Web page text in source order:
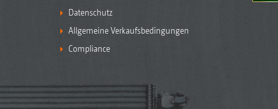
Datenschutz
Allgemeine Verkaufsbedingungen
Compliance